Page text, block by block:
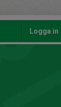
Logga in